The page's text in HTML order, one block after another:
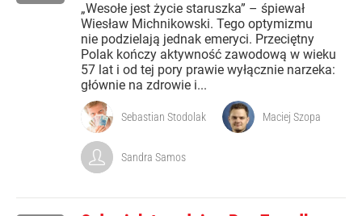
„Wesołe jest życie staruszka” – śpiewał
Wiesław Michnikowski. Tego optymizmu
nie podzielają jednak emeryci. Przeciętny
Polak kończy aktywność zawodową w wieku
57 lat i od tej pory prawie wyłącznie narzeka:
głównie na zdrowie i...
Sebastian Stodolak Maciej Szopa
Sandra Samos